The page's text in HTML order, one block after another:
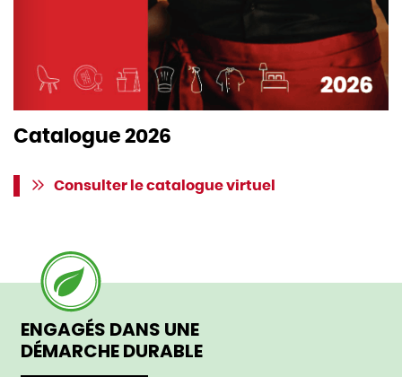
Catalogue 2026
Consulter le catalogue virtuel
ENGAGÉS DANS UNE
DÉMARCHE DURABLE